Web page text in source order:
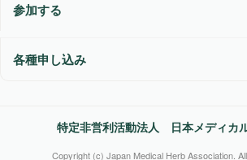
参加する
各種申し込み
特定非営利活動法人 日本メディカ
Copyright (c) Japan Medical Herb Association.